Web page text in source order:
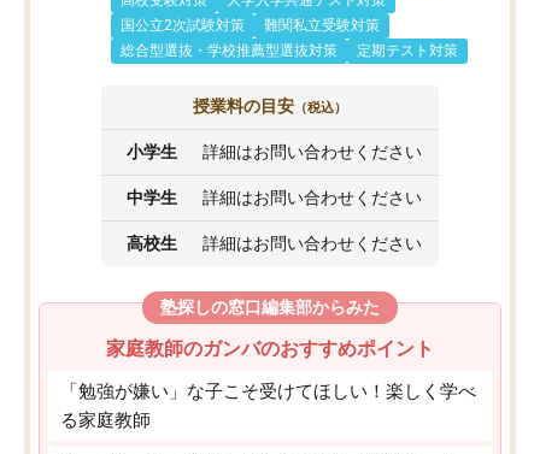
国公立2次試験対策
難関私立受験対策
総合型選抜・学校推薦型選抜対策
定期テスト対策
授業料の目安 （税込）
小学生 詳細はお問い合わせください
中学生 詳細はお問い合わせください
高校生 詳細はお問い合わせください
塾探しの窓口編集部からみた
家庭教師のガンバのおすすめポイント
「勉強が嫌い」な子こそ受けてほしい！楽しく学べ
る家庭教師